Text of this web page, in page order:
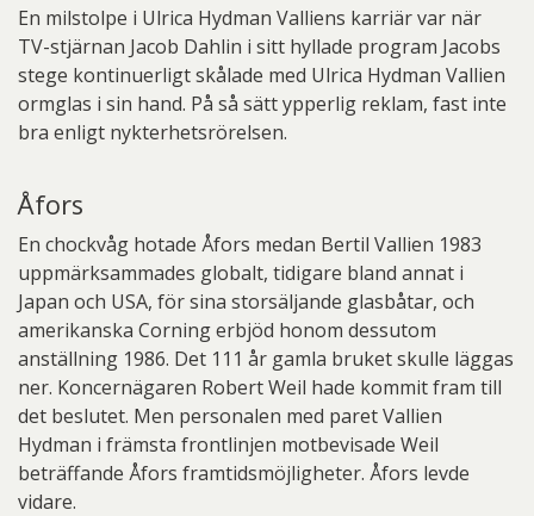
En milstolpe i Ulrica Hydman Valliens karriär var när
TV-stjärnan Jacob Dahlin i sitt hyllade program Jacobs
stege kontinuerligt skålade med Ulrica Hydman Vallien
ormglas i sin hand. På så sätt ypperlig reklam, fast inte
bra enligt nykterhetsrörelsen.
Åfors
En chockvåg hotade Åfors medan Bertil Vallien 1983
uppmärksammades globalt, tidigare bland annat i
Japan och USA, för sina storsäljande glasbåtar, och
amerikanska Corning erbjöd honom dessutom
anställning 1986. Det 111 år gamla bruket skulle läggas
ner. Koncernägaren Robert Weil hade kommit fram till
det beslutet. Men personalen med paret Vallien
Hydman i främsta frontlinjen motbevisade Weil
beträffande Åfors framtidsmöjligheter. Åfors levde
vidare.